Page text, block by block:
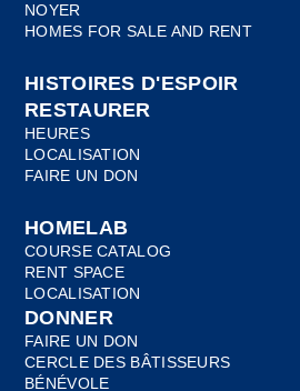
NOYER
HOMES FOR SALE AND RENT
HISTOIRES D'ESPOIR
RESTAURER
HEURES
LOCALISATION
FAIRE UN DON
HOMELAB
COURSE CATALOG
RENT SPACE
LOCALISATION
DONNER
FAIRE UN DON
CERCLE DES BÂTISSEURS
BÉNÉVOLE